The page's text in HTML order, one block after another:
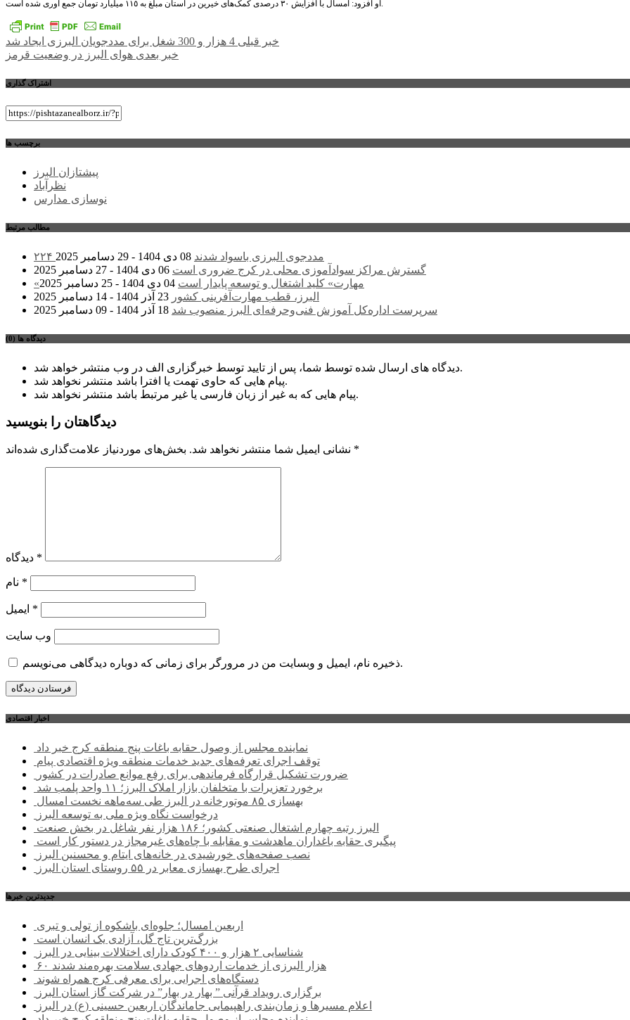
او افزود: امسال با افزایش ۳۰ درصدی کمک‌هاى خيرين در استان مبلغ به ١١٥ میلیارد تومان جمع آورى شده است.
راهبری
نوشته
خبر قبلی 4 هزار و 300 شغل برای مددجویان البرزی ایجاد شد
خبر بعدی هوای البرز در وضعیت قرمز
اشتراک گذاری
برچسب ها
پیشتازان البرز
نظرآباد
نوسازی مدارس
مطالب مرتبط
۲۲۴ مددجوی البرزی باسواد شدند 08 دی 1404 - 29 دسامبر 2025
گسترش مراکز سوادآموزی محلی در کرج ضروری است 06 دی 1404 - 27 دسامبر 2025
«مهارت» کلید اشتغال و توسعه پایدار است 04 دی 1404 - 25 دسامبر 2025
البرز، قطب مهارت‌آفرینی کشور 23 آذر 1404 - 14 دسامبر 2025
سرپرست اداره‌کل آموزش فنی‌وحرفه‌ای البرز منصوب شد 18 آذر 1404 - 09 دسامبر 2025
دیدگاه ها (0)
دیدگاه های ارسال شده توسط شما، پس از تایید توسط خبرگزاری الف در وب منتشر خواهد شد.
پیام هایی که حاوی تهمت یا افترا باشد منتشر نخواهد شد.
پیام هایی که به غیر از زبان فارسی یا غیر مرتبط باشد منتشر نخواهد شد.
دیدگاهتان را بنویسید
نشانی ایمیل شما منتشر نخواهد شد. *
*
*
*
وب‌ سایت
ذخیره نام، ایمیل و وبسایت من در مرورگر برای زمانی که دوباره دیدگاهی می‌نویسم.
اخبار اقتصادی
نماینده مجلس از وصول حقابه باغات پنج منطقه کرج خبر داد
توقف اجرای تعرفه‌های جدید خدمات منطقه ویژه اقتصادی پیام
ضرورت تشکیل قرارگاه فرماندهی برای رفع موانع صادرات در کشور
برخورد تعزیرات با متخلفان بازار املاک البرز؛ ۱۱ واحد پلمب شد
بهسازی ۸۵ موتورخانه در البرز طی سه‌ماهه نخست امسال
درخواست نگاه ویژه ملی به توسعه البرز
البرز رتبه چهارم اشتغال صنعتی کشور؛ ۱۸۶ هزار نفر شاغل در بخش صنعت
پیگیری حقابه باغداران ماهدشت و مقابله با چاه‌های غیرمجاز در دستور کار است
نصب صفحه‌های خورشیدی در خانه‌های ایتام و محسنین البرز
اجرای طرح بهسازی معابر در ۵۵ روستای استان البرز
جديدترين خبرها
اربعین امسال؛ جلوه‌ای باشکوه از تولی و تبری
بزرگ‌ترین تاج گل، آزادی یک انسان است
شناسایی ۲ هزار و ۴۰۰ کودک دارای اختلالات بینایی در البرز
۶۰ هزار البرزی از خدمات اردوهای جهادی سلامت بهره‌مند شدند
دستگاه‌های اجرایی برای معرفی کرج همراه شوند
برگزاری رویداد قرآنی ” بهار در بهار” در شرکت گاز استان البرز
اعلام مسیرها و زمان‌بندی راهپیمایی جاماندگان اربعین حسینی (ع) در البرز